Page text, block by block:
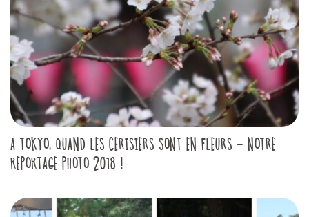
A TOKYO, QUAND LES CERISIERS SONT EN FLEURS - NOTRE
REPORTAGE PHOTO 2018 !